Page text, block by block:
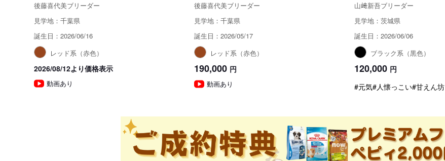
後藤喜代美ブリーダー
見学地：千葉県
誕生日：2026/06/16
レッド系（赤色）
2026/08/12より価格表示
動画あり
後藤喜代美ブリーダー
見学地：千葉県
誕生日：2026/05/17
レッド系（赤色）
190,000 円
動画あり
山﨑新吾ブリーダー
見学地：茨城県
誕生日：2026/06/06
ブラック系（黒色）
120,000 円
#元気#人懐っこい#甘えん坊